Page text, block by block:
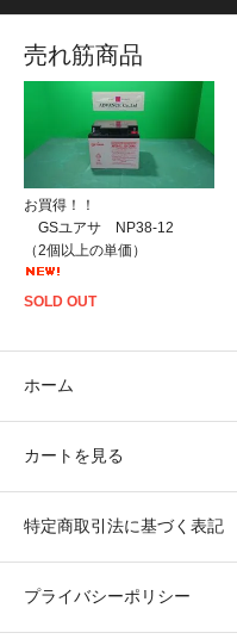
売れ筋商品
お買得！！
GSユアサ NP38-12
（2個以上の単価）
SOLD OUT
ホーム
カートを見る
特定商取引法に基づく表記
プライバシーポリシー